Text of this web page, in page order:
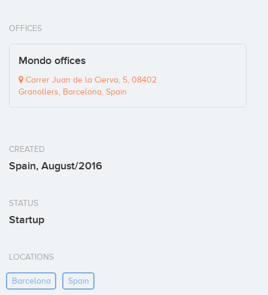
OFFICES
Mondo offices
Carrer Juan de la Cierva, 5, 08402
Granollers, Barcelona, Spain
CREATED
Spain, August/2016
STATUS
Startup
LOCATIONS
Barcelona Spain